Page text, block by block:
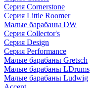
Серия Cornerstone
Серия Little Roomer
Малые барабаны DW
Серия Collector's
Серия Design
Серия Performance
Малые барабаны Gretsch
Малые барабаны LDrums
Малые барабаны Ludwig